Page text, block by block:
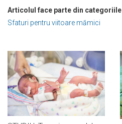
Articolul face parte din categoriile
Sfaturi pentru viitoare mămici